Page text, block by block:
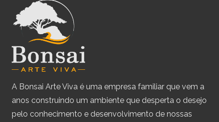
A Bonsai Arte Viva é uma empresa familiar que vem a
anos construindo um ambiente que desperta o desejo
pelo conhecimento e desenvolvimento de nossas